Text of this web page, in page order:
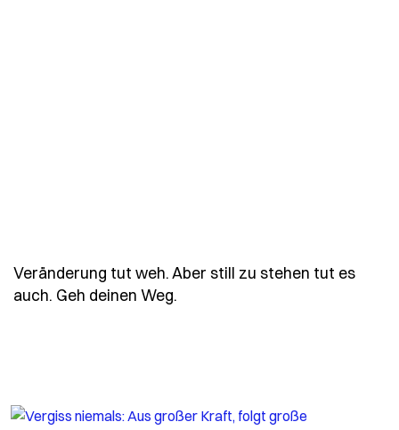
Veränderung tut weh. Aber still zu stehen tut es
auch. Geh deinen Weg.